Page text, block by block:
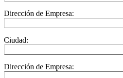
Dirección de Empresa:
Ciudad:
Dirección de Empresa: